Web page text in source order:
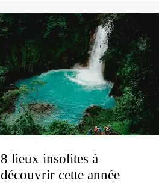
8 lieux insolites à
découvrir cette année